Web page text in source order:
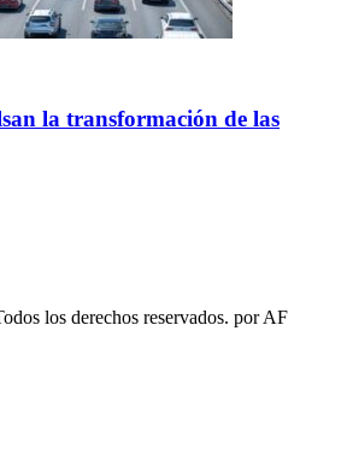
la transformación de las
los derechos reservados. por AF